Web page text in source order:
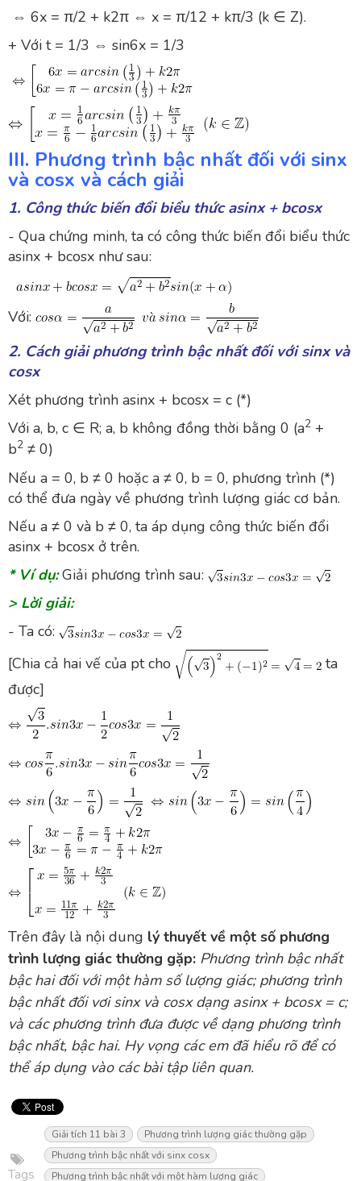
⇔ 6x = π/2 + k2π ⇔ x = π/12 + kπ/3 (k ∈ Z).
+ Với t = 1/3 ⇔ sin6x = 1/3
III. Phương trình bậc nhất đối với sinx
và cosx và cách giải
1. Công thức biến đổi biểu thức asinx + bcosx
- Qua chứng minh, ta có công thức biến đổi biểu thức
asinx + bcosx như sau:
Với:
2. Cách giải phương trình bậc nhất đối với sinx và
cosx
Xét phương trình asinx + bcosx = c (*)
Với a, b, c ∈ R; a, b không đồng thời bằng 0 (a2 +
b2 ≠ 0)
Nếu a = 0, b ≠ 0 hoặc a ≠ 0, b = 0, phương trình (*)
có thể đưa ngày về phương trình lượng giác cơ bản.
Nếu a ≠ 0 và b ≠ 0, ta áp dụng công thức biến đổi
asinx + bcosx ở trên.
* Ví dụ: Giải phương trình sau:
> Lời giải:
- Ta có:
[Chia cả hai vế của pt cho
ta
được]
Trên đây là nội dung lý thuyết về một số phương
trình lượng giác thường gặp: Phương trình bậc nhất
bậc hai đối với một hàm số lượng giác; phương trình
bậc nhất đối vơi sinx và cosx dạng asinx + bcosx = c;
và các phương trình đưa được về dạng phương trình
bậc nhất, bậc hai. Hy vọng các em đã hiểu rõ để có
thể áp dụng vào các bài tập liên quan.
Tags
Giải tích 11 bài 3
Phương trình lượng giác thường gặp
Phương trình bậc nhất với sinx cosx
Phương trình bậc nhất với một hàm lượng giác